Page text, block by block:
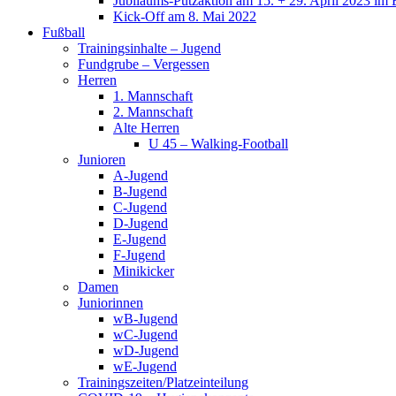
Kick-Off am 8. Mai 2022
Fußball
Trainingsinhalte – Jugend
Fundgrube – Vergessen
Herren
1. Mannschaft
2. Mannschaft
Alte Herren
U 45 – Walking-Football
Junioren
A-Jugend
B-Jugend
C-Jugend
D-Jugend
E-Jugend
F-Jugend
Minikicker
Damen
Juniorinnen
wB-Jugend
wC-Jugend
wD-Jugend
wE-Jugend
Trainingszeiten/Platzeinteilung